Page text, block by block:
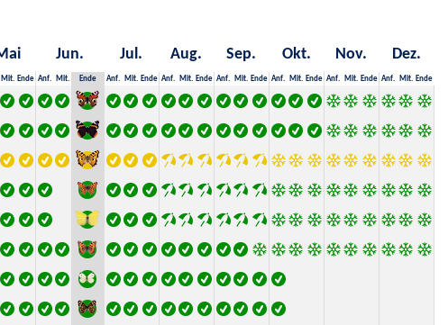
Jun. Jul. Aug. Sep. Okt. Nov. Dez.
Mit. Ende Anf. Mit. Ende Anf. Mit. Ende Anf. Mit. Ende Anf. Mit. Ende Anf. Mit. Ende Anf. Mit. Ende Anf. Mit. Ende